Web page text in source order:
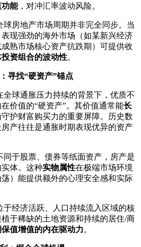
能，对冲汇率波动风险。
球房地产市场周期并非完全同步。当
现强劲的海外市场（如某新兴经济
熟市场核心资产抗跌期）可提供收
投资组合的波动性。
寻找“硬资产”锚点
全球通胀压力持续的背景下，优质不
价值的“硬资产”。其价值通常能长
护财富购买力的重要屏障。历史数
产往往是通胀时期表现优异的资产
同于股票、债券等纸面资产，房产是
体。这种实物属性在极端市场环境
）能提供额外的心理安全感和实际
于经济活跃、人口持续流入区域的核
于稀缺的土地资源和持续的居住/商
值增值的内在驱动力。